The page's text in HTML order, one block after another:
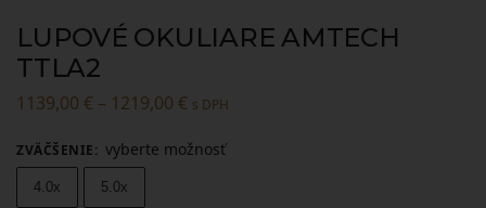
LUPOVÉ OKULIARE AMTECH
TTLA2
1139,00 € – 1219,00 € s DPH
ZVÄČŠENIE: vyberte možnosť
4.0x 5.0x